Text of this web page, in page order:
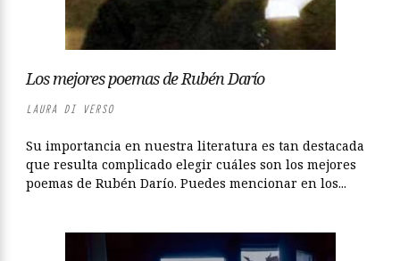
Los mejores poemas de Rubén Darío
LAURA DI VERSO
Su importancia en nuestra literatura es tan destacada
que resulta complicado elegir cuáles son los mejores
poemas de Rubén Darío. Puedes mencionar en los...